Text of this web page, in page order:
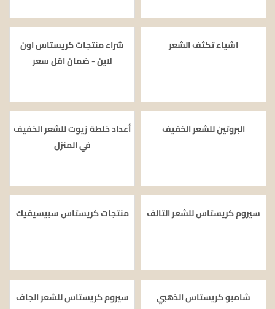
اشياء تكثف الشعر
شراء منتجات كريستاس اون
لاين - ضمان اقل سعر
البروتين للشعر الخفيف
أعداد خلطة زيوت للشعر الخفيف
في المنزل
سيروم كريستاس للشعر التالف منتجات كريستاس سبيسيفيك
شامبو كريستاس الذهبي سيروم كريستاس للشعر الجاف